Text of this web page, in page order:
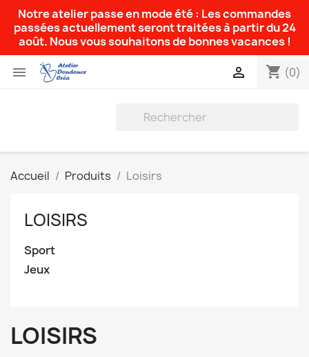
Notre atelier passe en mode été : Les commandes
passées actuellement seront traitées à partir du 24
août. Nous vous souhaitons de bonnes vacances !
 shopping_cart (0)

Accueil Produits Loisirs
LOISIRS
Sport
Jeux
LOISIRS